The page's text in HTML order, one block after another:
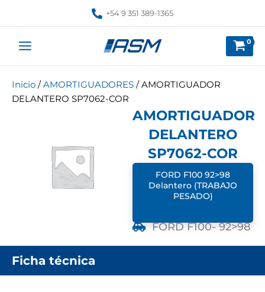
+54 9 351 389-1365
Inicio /AMORTIGUADORES / AMORTIGUADOR
DELANTERO SP7062-COR
AMORTIGUADOR
DELANTERO
SP7062-COR
FORD F100 92>98
Delantero (TRABAJO
PESADO)
FORD F100- 92>98
Ficha técnica